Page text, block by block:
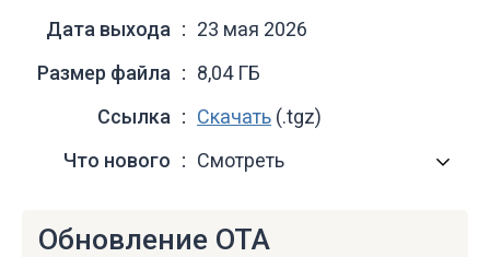
Дата выхода
23 мая 2026
Размер файла
8,04 ГБ
Ссылка
Скачать (.tgz)
Что нового
Смотреть
Обновление OTA